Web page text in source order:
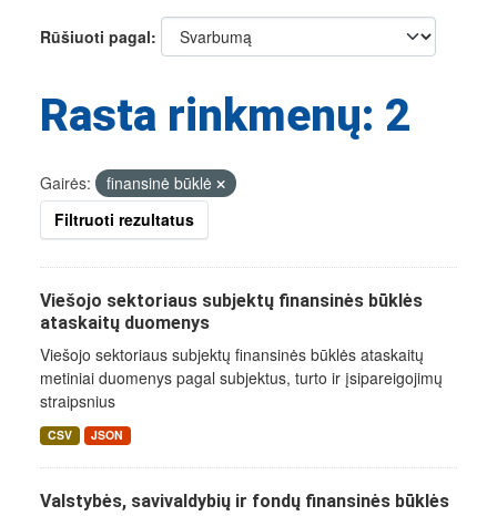
Rūšiuoti pagal
Rasta rinkmenų: 2
Gairės:
finansinė būklė
Filtruoti rezultatus
Viešojo sektoriaus subjektų finansinės būklės
ataskaitų duomenys
Viešojo sektoriaus subjektų finansinės būklės ataskaitų
metiniai duomenys pagal subjektus, turto ir įsipareigojimų
straipsnius
CSV JSON
Valstybės, savivaldybių ir fondų finansinės būklės